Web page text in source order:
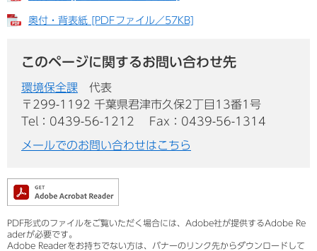
奥付・背表紙 [PDFファイル／57KB]
このページに関するお問い合わせ先
環境保全課
代表
〒299-1192 千葉県君津市久保2丁目13番1号
Tel：0439-56-1212
Fax：0439-56-1314
メールでのお問い合わせはこちら
PDF形式のファイルをご覧いただく場合には、Adobe社が提供するAdobe Re
aderが必要です。
Adobe Readerをお持ちでない方は、バナーのリンク先からダウンロードして